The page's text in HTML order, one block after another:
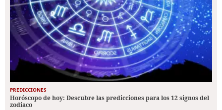
PREDICCIONES
Horóscopo de hoy: Descubre las predicciones para los 12 signos del
zodiaco